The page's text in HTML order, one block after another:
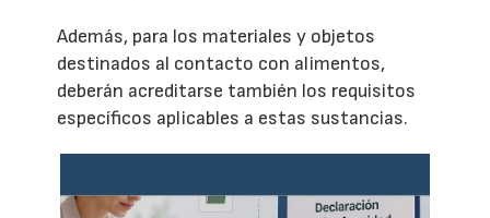
Además, para los materiales y objetos
destinados al contacto con alimentos,
deberán acreditarse también los requisitos
específicos aplicables a estas sustancias.